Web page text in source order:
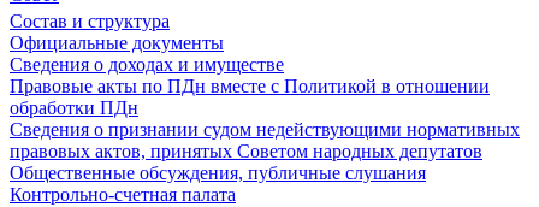
Состав и структура
Официальные документы
Сведения о доходах и имуществе
Правовые акты по ПДн вместе с Политикой в отношении
обработки ПДн
Сведения о признании судом недействующими нормативных
правовых актов, принятых Советом народных депутатов
Общественные обсуждения, публичные слушания
Контрольно-счетная палата